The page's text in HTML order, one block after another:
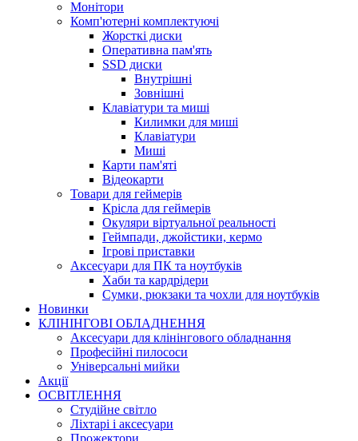
Монітори
Комп'ютерні комплектуючі
Жорсткі диски
Оперативна пам'ять
SSD диски
Внутрішні
Зовнішні
Клавіатури та миші
Килимки для миші
Клавіатури
Миші
Карти пам'яті
Відеокарти
Товари для геймерів
Крісла для геймерів
Окуляри віртуальної реальності
Геймпади, джойстики, кермо
Ігрові приставки
Аксесуари для ПК та ноутбуків
Хаби та кардрідери
Сумки, рюкзаки та чохли для ноутбуків
Новинки
КЛІНІНГОВІ ОБЛАДНЕННЯ
Аксесуари для клінінгового обладнання
Професійні пилососи
Універсальні мийки
Акції
ОСВІТЛЕННЯ
Студійне світло
Ліхтарі і аксесуари
Прожектори